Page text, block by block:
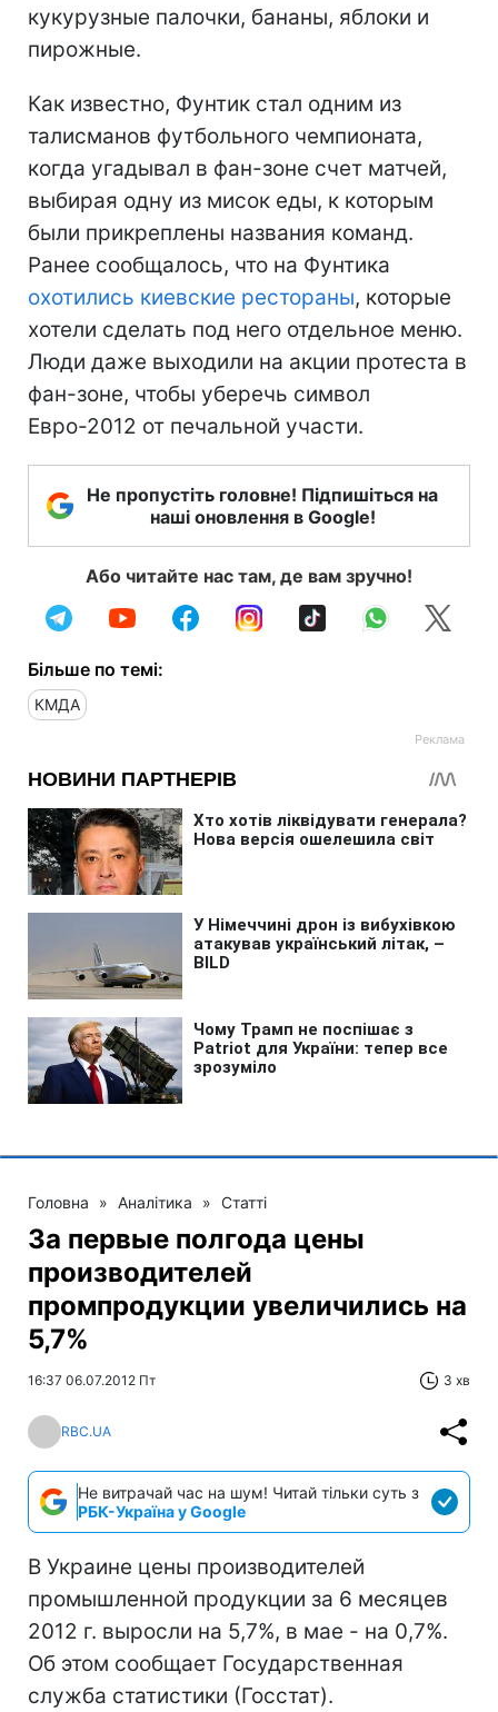
кукурузные палочки, бананы, яблоки и
пирожные.
Как известно, Фунтик стал одним из
талисманов футбольного чемпионата,
когда угадывал в фан-зоне счет матчей,
выбирая одну из мисок еды, к которым
были прикреплены названия команд.
Ранее сообщалось, что на Фунтика
охотились киевские рестораны, которые
хотели сделать под него отдельное меню.
Люди даже выходили на акции протеста в
фан-зоне, чтобы уберечь символ
Евро-2012 от печальной участи.
Не пропустіть головне! Підпишіться на
наші оновлення в Google!
Або читайте нас там, де вам зручно!
Більше по темі:
КМДА
Головна » Аналітика » Статті
За первые полгода цены
производителей
промпродукции увеличились на
5,7%
16:37 06.07.2012 Пт 3 хв
RBC.UA
Не витрачай час на шум! Читай тільки суть з
РБК-Україна у Google
В Украине цены производителей
промышленной продукции за 6 месяцев
2012 г. выросли на 5,7%, в мае - на 0,7%.
Об этом сообщает Государственная
служба статистики (Госстат).